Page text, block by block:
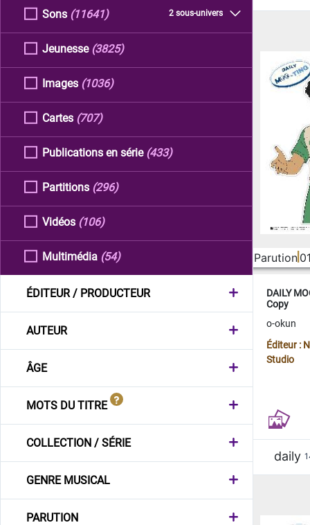
Sons 2 sous-univers
(11641)
Jeunesse (3825)
Images (1036)
Cartes (707)
Publications en série (433)
Partitions (296)
Vidéos (106)
Multimédia (54)
ÉDITEUR / PRODUCTEUR
AUTEUR
ÂGE
MOTS DU TITRE
COLLECTION / SÉRIE
GENRE MUSICAL
PARUTION
Parution
DAILY
Copy
o-okun
Éditeur :
Studio
daily